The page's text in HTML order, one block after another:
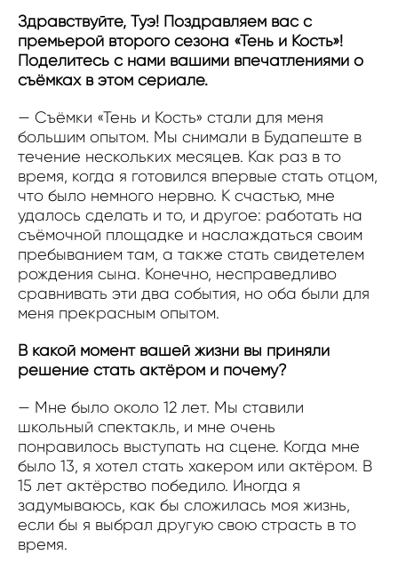
Здравствуйте, Туэ! Поздравляем вас с
премьерой второго сезона «Тень и Кость»!
Поделитесь с нами вашими впечатлениями о
съёмках в этом сериале.
— Съёмки «Тень и Кость» стали для меня
большим опытом. Мы снимали в Будапеште в
течение нескольких месяцев. Как раз в то
время, когда я готовился впервые стать отцом,
что было немного нервно. К счастью, мне
удалось сделать и то, и другое: работать на
съёмочной площадке и наслаждаться своим
пребыванием там, а также стать свидетелем
рождения сына. Конечно, несправедливо
сравнивать эти два события, но оба были для
меня прекрасным опытом.
В какой момент вашей жизни вы приняли
решение стать актёром и почему?
— Мне было около 12 лет. Мы ставили
школьный спектакль, и мне очень
понравилось выступать на сцене. Когда мне
было 13, я хотел стать хакером или актёром. В
15 лет актёрство победило. Иногда я
задумываюсь, как бы сложилась моя жизнь,
если бы я выбрал другую свою страсть в то
время.